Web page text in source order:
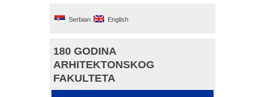
Serbian English
180 GODINA
ARHITEKTONSKOG
FAKULTETA